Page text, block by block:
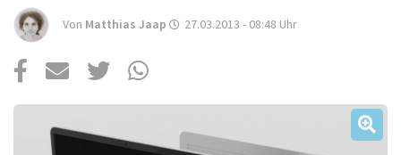
Mac Life+
Von Matthias Jaap 27.03.2013 - 08:48 Uhr